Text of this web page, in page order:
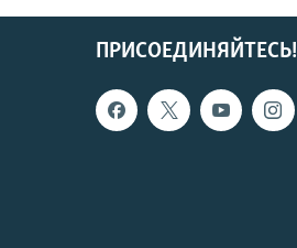
ПРИСОЕДИНЯЙТЕСЬ!